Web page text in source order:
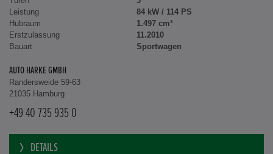
Leistung
84 kW / 114 PS
Hubraum
1.497 cm³
Erstzulassung
11.2010
Bauart
Sportwagen
AUTO HARKE GMBH
Randersweide 59-63
21035 Hamburg
+49 40 735 935 0
DETAILS